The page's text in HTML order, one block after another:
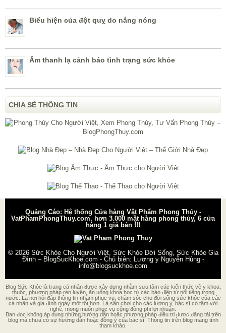
Biểu hiện của đột quỵ do nắng nóng
Âm thanh lạ cảnh báo tình trạng sức khỏe
CHIA SẺ THÔNG TIN
Quảng Cáo: Hệ thống Cửa hàng Vật Phẩm Phong Thủy -
VatPhamPhongThuy.com, hơn 3.000 mặt hàng phong thủy, 6 cửa
hàng 1 giá bán !!!
© 2026 Sức Khỏe Cho Người Việt, Sức Khỏe Đời Sống, Sức Khỏe Gia
Đình – BlogSucKhoe.com - Chủ biên: Lương y Nguyễn Hùng-
info@blogsuckhoe.com
Blog Sức Khỏe là trang cá nhân được xây dựng nhằm sưu tầm các kiến thức về y khoa,
thuốc, phương pháp rèn luyện, ăn uống khoa học từ các báo điện tử nổi tiếng trong
nước. Là nơi hỏi đáp thông tin nhằm phục vụ, chăm sóc cho đời sống sức khỏe của các
cá nhân và gia đình ngày một tốt hơn. Là sân chơi cho các lương y, bác sĩ có tâm với
nghề, mong muốn phục vụ cộng đồng phi lợi nhuận.
Bạn đọc không áp dụng những hướng dẫn hoặc phương pháp điều trị được đăng tải trên
blog mà chưa có sự hướng dẫn hoặc đồng ý của bác sĩ. Thông tin trên blog mang tính
tham khảo.